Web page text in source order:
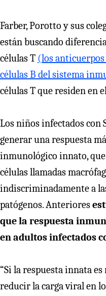
Farber, Porotto y sus
están buscando
células T (los
células B del sistema
células T que residen en
Los niños infectados con
generar una respuesta
inmunológico innato,
células llamadas
indiscriminadamente a
patógenos. Anteriores
que la respuesta
en adultos infectados
“Si la respuesta innata
reducir la carga viral en